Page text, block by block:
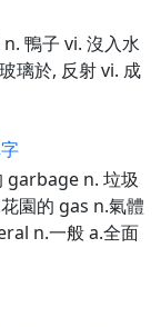
鴨子 vi. 沒入水
璃於, 反射 vi. 成
garbage n. 垃圾
園的 gas n.氣體
n.一般 a.全面